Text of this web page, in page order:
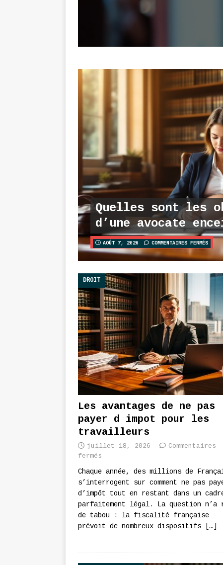
Quelles sont les
d’une avocate
AOÛT 7, 2026 COMMENTAIRES FERMÉS
DROIT
Les avantages de ne pas
payer d impot pour les
travailleurs
juillet 18, 2026
Commentaires
fermés
Chaque année, des millions de
s’interrogent sur comment ne pas
d’impôt tout en restant dans un
parfaitement légal. La question n’a
de tabou : la fiscalité française
prévoit de nombreux dispositifs
[…]